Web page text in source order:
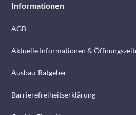
Informationen
AGB
Aktuelle Informationen &
Ausbau-Ratgeber
Barrierefreiheitserklärung